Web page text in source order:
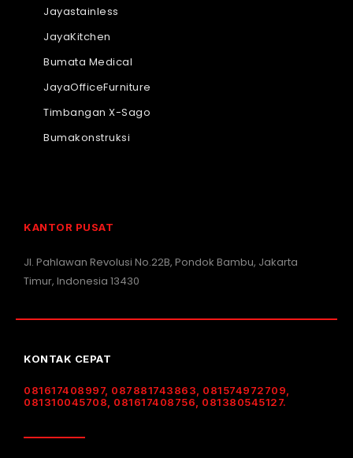
Jayastainless
JayaKitchen
Bumata Medical
JayaOfficeFurniture
Timbangan X-Sago
Bumakonstruksi
KANTOR PUSAT
Jl. Pahlawan Revolusi No.22B, Pondok Bambu, Jakarta
Timur, Indonesia 13430
KONTAK CEPAT
081617408997, 087881743863, 081574972709,
081310045708, 081617408756, 081380545127.